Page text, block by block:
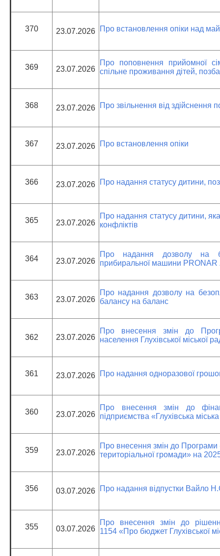
370 23.07.2026 Про встановлення опіки над
369 23.07.2026
Про поповнення прийомної
спільне проживання дітей,
368 23.07.2026 Про звільнення від здійснення
367 23.07.2026 Про встановлення опіки
366 23.07.2026 Про надання статусу дитини,
365 23.07.2026
Про надання статусу дитини,
конфліктів
364 23.07.2026
Про надання дозволу на
прибиральної машини PRONAR
363 23.07.2026
Про надання дозволу на
балансу на баланс
362 23.07.2026
Про внесення змін до
населення Глухівської міської
361 23.07.2026 Про надання одноразової
360 23.07.2026
Про внесення змін до
підприємства «Глухівська
359 23.07.2026
Про внесення змін до Програми
територіальної громади» на
356 03.07.2026 Про надання відпустки Вайло
355 03.07.2026
Про внесення змін до
1154 «Про бюджет Глухівської